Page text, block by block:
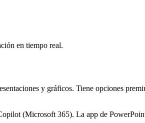
en tiempo real.
y gráficos. Tiene opciones
(Microsoft 365). La app de